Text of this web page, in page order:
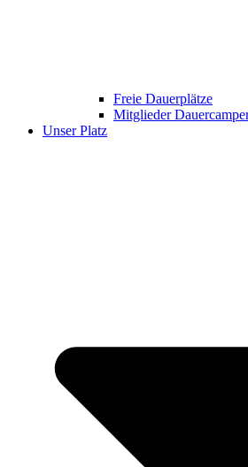
Freie Dauerplätze
Mitglieder
Unser Platz